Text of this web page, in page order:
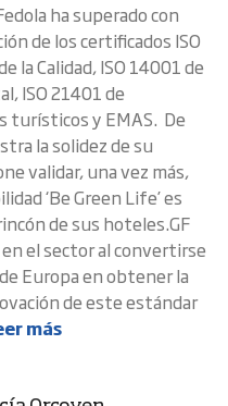
ha superado con
de los certificados ISO
la Calidad, ISO 14001 de
ISO 21401 de
turísticos y EMAS. De
la solidez de su
validar, una vez más,
‘Be Green Life’ es
de sus hoteles.GF
el sector al convertirse
Europa en obtener la
de este estándar
más